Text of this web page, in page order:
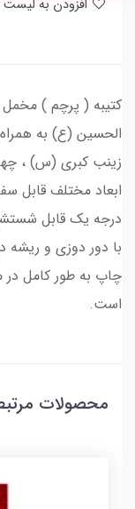
کتیبه ( پرچم )
الحسین (ع) به همراه
زینب کبری (س) ،
ابعاد مختلف قابل
درجه یک قابل
با دور دوزی و
چاپ به طور کامل در
است.
محصولات